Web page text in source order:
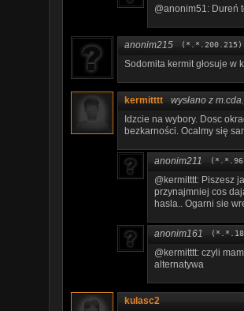
@anonim51: Dureń
anonim215 (*.*.200.215)
Sodomita kermit głosuje w
kermitttt wysłano z
Idzcie na wybory. Dosc
bezkarności. Ocalmy się
anonim211
@kermitttt: Piszesz
przynajmniej cos
hasla.. Ogarni sie
anonim161
@kermitttt: czyli
alternatywa
kulasc2